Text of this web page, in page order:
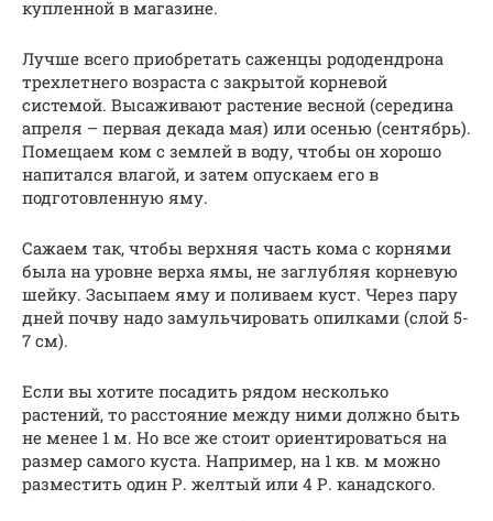
купленной в магазине.
Лучше всего приобретать саженцы рододендрона
трехлетнего возраста с закрытой корневой
системой. Высаживают растение весной (середина
апреля – первая декада мая) или осенью (сентябрь).
Помещаем ком с землей в воду, чтобы он хорошо
напитался влагой, и затем опускаем его в
подготовленную яму.
Сажаем так, чтобы верхняя часть кома с корнями
была на уровне верха ямы, не заглубляя корневую
шейку. Засыпаем яму и поливаем куст. Через пару
дней почву надо замульчировать опилками (слой 5-
7 см).
Если вы хотите посадить рядом несколько
растений, то расстояние между ними должно быть
не менее 1 м. Но все же стоит ориентироваться на
размер самого куста. Например, на 1 кв. м можно
разместить один Р. желтый или 4 Р. канадского.